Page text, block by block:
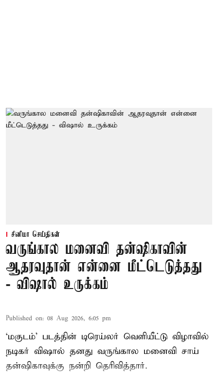
சினிமா செய்திகள்
வருங்கால மனைவி தன்ஷிகாவின்
ஆதரவுதான் என்னை மீட்டெடுத்தது
- விஷால் உருக்கம்
Published on: 08 Aug 2026, 6:05 pm
‘மகுடம்’ படத்தின் டிரெய்லர் வெளியீட்டு விழாவில்
நடிகர் விஷால் தனது வருங்கால மனைவி சாய்
தன்ஷிகாவுக்கு நன்றி தெரிவித்தார்.